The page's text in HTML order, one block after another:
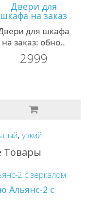
Двери для
шкафа на заказ
для шкафа
на заказ: обно..
2999
, узкий
Товары
Альянс-2 с